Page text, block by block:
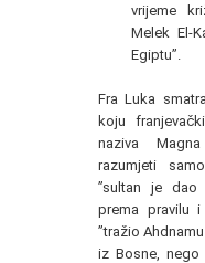
vrijeme
Melek El-
Egiptu”.
Fra Luka
koju
naziva
razumjeti
”sultan je dao
prema pravilu
”tražio
iz Bosne,